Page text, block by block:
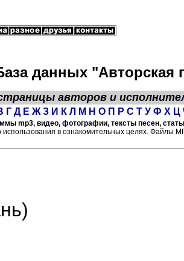
данных "Авторская
авторов и
Г Д Е Ж З И К Л М Н О П Р С Т У Ф Х Ц
mp3, видео, фотографии, тексты песен,
в ознакомительных целях.